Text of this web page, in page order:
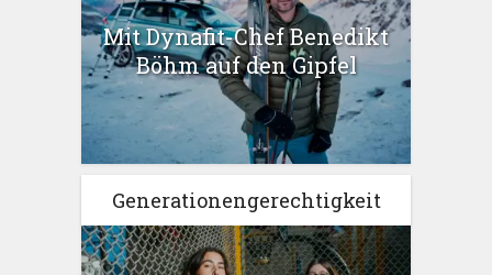
Mit Dynafit-Chef Benedikt
Böhm auf den Gipfel
Generationengerechtigkeit